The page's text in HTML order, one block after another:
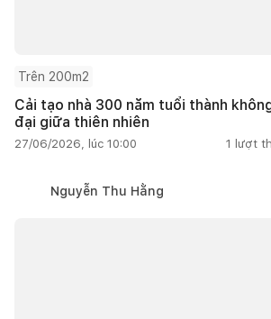
Trên 200m2
Cải tạo nhà 300 năm tuổi thành
đại giữa thiên nhiên
27/06/2026, lúc 10:00 1 lượt
Nguyễn Thu Hằng